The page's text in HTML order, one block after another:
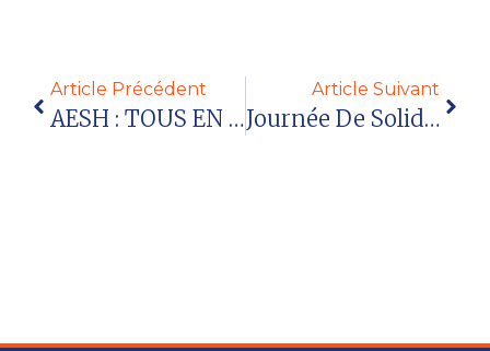
Article Précédent
AESH : TOUS EN GREVE Le JEUDI 16 JANVIER 2025
Article Suivant
Journée De Solidarité : Quelles Obligations ?